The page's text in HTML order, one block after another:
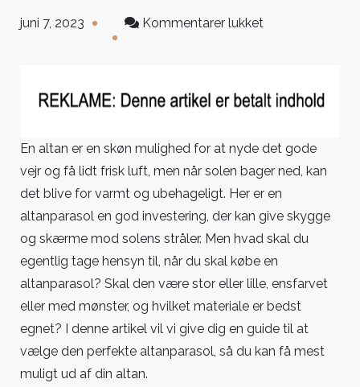
juni 7, 2023 Kommentarer lukkettil
farver
størrelser:
vælge?
En altan er en skøn mulighed for at nyde det gode
vejr og få lidt frisk luft, men når solen bager ned, kan
det blive for varmt og ubehageligt. Her er en
altanparasol en god investering, der kan give skygge
og skærme mod solens stråler. Men hvad skal du
egentlig tage hensyn til, når du skal købe en
altanparasol? Skal den være stor eller lille, ensfarvet
eller med mønster, og hvilket materiale er bedst
egnet? I denne artikel vil vi give dig en guide til at
vælge den perfekte altanparasol, så du kan få mest
muligt ud af din altan.